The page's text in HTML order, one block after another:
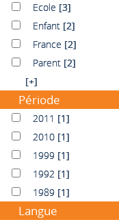
EcoleEcole [3]
EnfantEnfant [2]
FranceFrance [2]
ParentParent [2]
[+]
Période
20112011 [1]
20102010 [1]
1999 1999 [1]
1992 1992 [1]
1989 1989 [1]
Langue